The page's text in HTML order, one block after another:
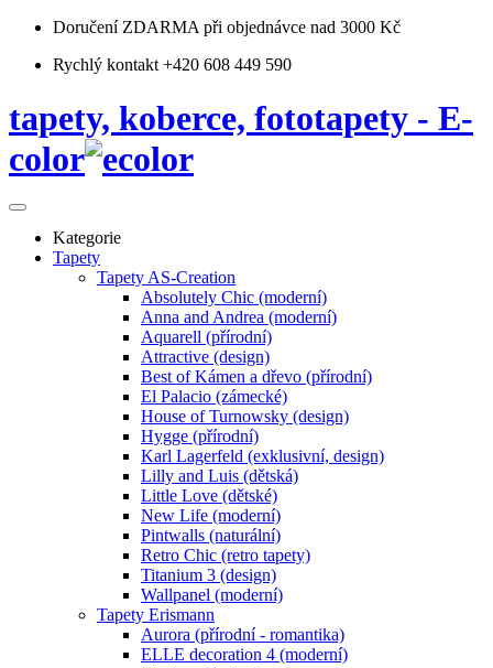
Doručení ZDARMA při objednávce nad 3000 Kč
Rychlý kontakt +420 608 449 590
tapety, koberce, fototapety - E-
color
Kategorie
Tapety
Tapety AS-Creation
Absolutely Chic (moderní)
Anna and Andrea (moderní)
Aquarell (přírodní)
Attractive (design)
Best of Kámen a dřevo (přírodní)
El Palacio (zámecké)
House of Turnowsky (design)
Hygge (přírodní)
Karl Lagerfeld (exklusivní, design)
Lilly and Luis (dětská)
Little Love (dětské)
New Life (moderní)
Pintwalls (naturální)
Retro Chic (retro tapety)
Titanium 3 (design)
Wallpanel (moderní)
Tapety Erismann
Aurora (přírodní - romantika)
ELLE decoration 4 (moderní)